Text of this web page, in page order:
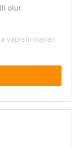
olur.
yapıştırmayan
için çok
beraber
en sonda